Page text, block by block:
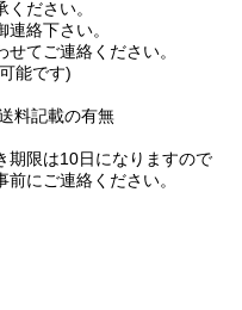
ださい。
絡下さい。
てご連絡ください。
能です)
記載の有無
限は10日になりますので
にご連絡ください。